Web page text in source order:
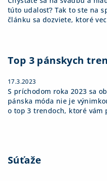
túto udalosť? Tak to ste na
článku sa dozviete, ktoré
Top 3 pánskych
17.3.2023
S príchodom roka 2023 sa
pánska móda nie je
o top 3 trendoch, ktoré vám
Súťaže